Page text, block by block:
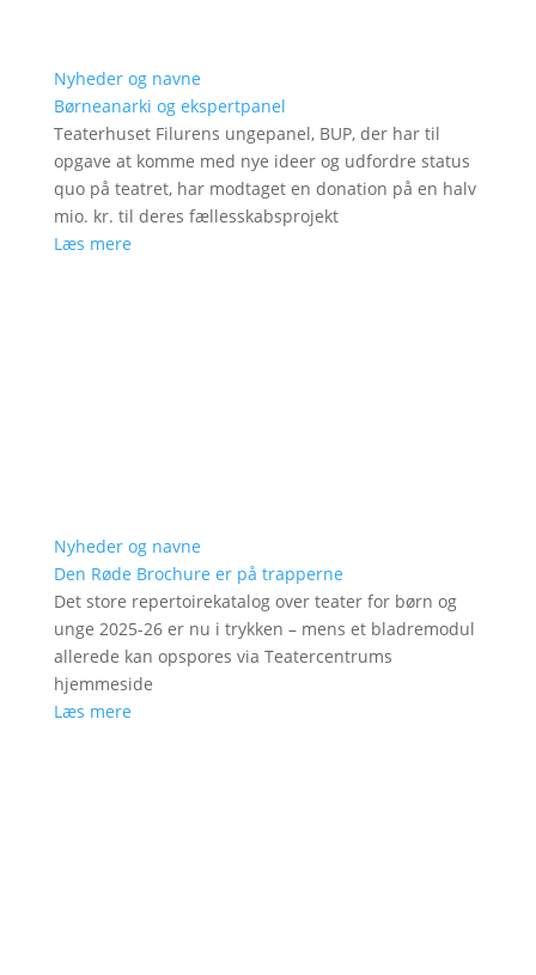
Nyheder og navne
Børneanarki og ekspertpanel
Teaterhuset Filurens ungepanel, BUP, der har til
opgave at komme med nye ideer og udfordre status
quo på teatret, har modtaget en donation på en halv
mio. kr. til deres fællesskabsprojekt
Læs mere
Nyheder og navne
Den Røde Brochure er på trapperne
Det store repertoirekatalog over teater for børn og
unge 2025-26 er nu i trykken – mens et bladremodul
allerede kan opspores via Teatercentrums
hjemmeside
Læs mere